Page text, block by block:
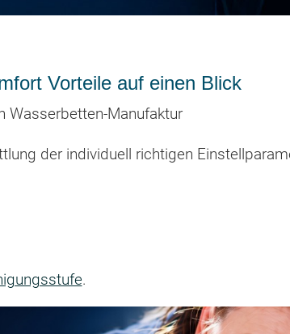
Vorteile auf einen Blick
Wasserbetten-Manufaktur
der individuell richtigen
.